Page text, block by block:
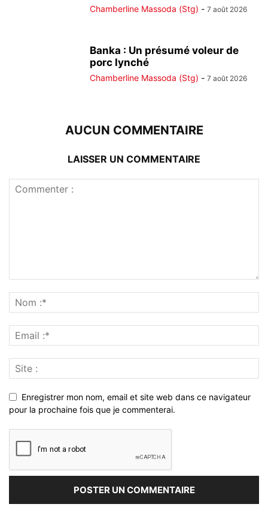
Chamberline Massoda (Stg) - 7 août 2026
Banka : Un présumé voleur de
porc lynché
Chamberline Massoda (Stg) - 7 août 2026
AUCUN COMMENTAIRE
LAISSER UN COMMENTAIRE
Enregistrer mon nom, email et site web dans ce navigateur
pour la prochaine fois que je commenterai.